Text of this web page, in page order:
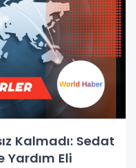
Kalmadı: Sedat
Yardım Eli